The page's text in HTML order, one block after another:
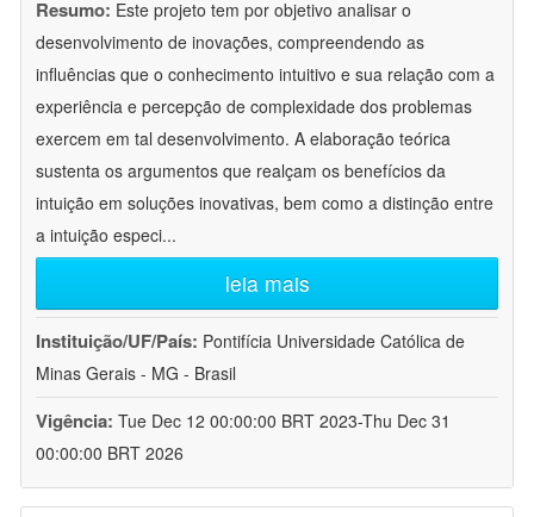
Resumo: Este projeto tem por objetivo analisar o
desenvolvimento de inovações, compreendendo as
influências que o conhecimento intuitivo e sua relação com a
experiência e percepção de complexidade dos problemas
exercem em tal desenvolvimento. A elaboração teórica
sustenta os argumentos que realçam os benefícios da
intuição em soluções inovativas, bem como a distinção entre
a intuição especi...
leia mais
Instituição/UF/País: Pontifícia Universidade Católica de
Minas Gerais - MG - Brasil
Vigência: Tue Dec 12 00:00:00 BRT 2023-Thu Dec 31
00:00:00 BRT 2026